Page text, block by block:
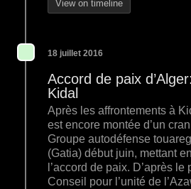
View on timeline
18 juillet 2016
Accord de paix
Kidal
Après les affrontements à
est encore montée d’un
Groupe autodéfense
(Gatia) début juin, mettant
l’accord de paix. D’après
Conseil pour l’unité de